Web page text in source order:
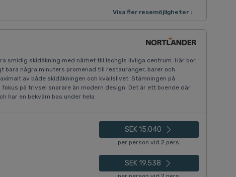
Visa fler resemöjligheter ↓
smidig skidåkning med närhet till Ischgls livliga centrum. Här bor
bara några minuters promenad till restauranger, barer och
av både skidåkningen och kvällslivet. Stämningen på
på trivsel snarare än modern design. Det är ett boende där
har en bekväm bas under hela
SEK 15.040
per person vid 2 pers.
SEK 19.538